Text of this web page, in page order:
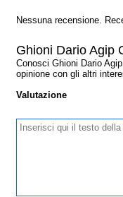
Nessuna recensione.
Ghioni Dario Agip
Conosci Ghioni Dario
opinione con gli altri
Valutazione